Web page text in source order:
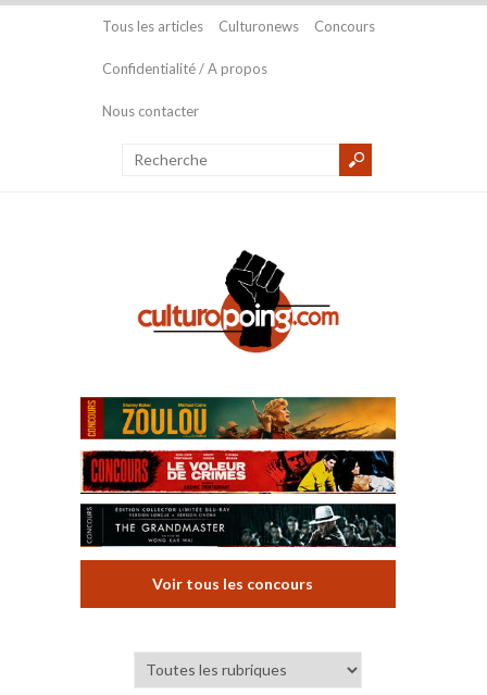
Tous les articles Culturonews Concours
Confidentialité / A propos
Nous contacter
Voir tous les concours